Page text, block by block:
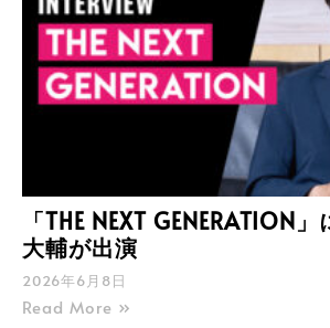
「THE NEXT GENERATION
大輔が出演
2026年6月8日
Read More »